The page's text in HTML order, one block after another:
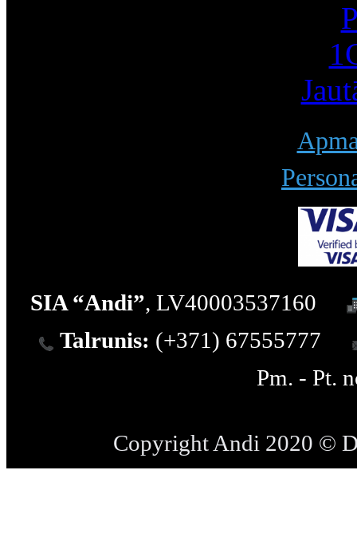
SIA “Andi”, LV40003537160
Talrunis: (+371) 67555777
Pm. - Pt.
Copyright Andi 2020 ©